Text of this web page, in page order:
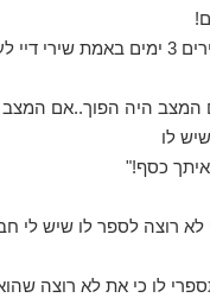
פיל!
המצב היה הפוך..אם המצב
לו
כסף!"
לא רוצה לספר לו שיש לי
לו כי את לא רוצה שהוא